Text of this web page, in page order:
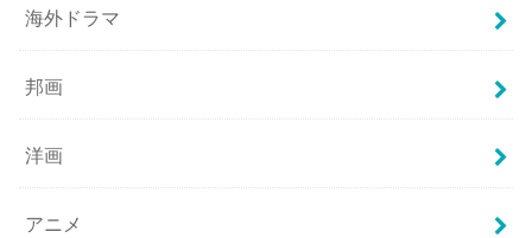
海外ドラマ
邦画
洋画
アニメ